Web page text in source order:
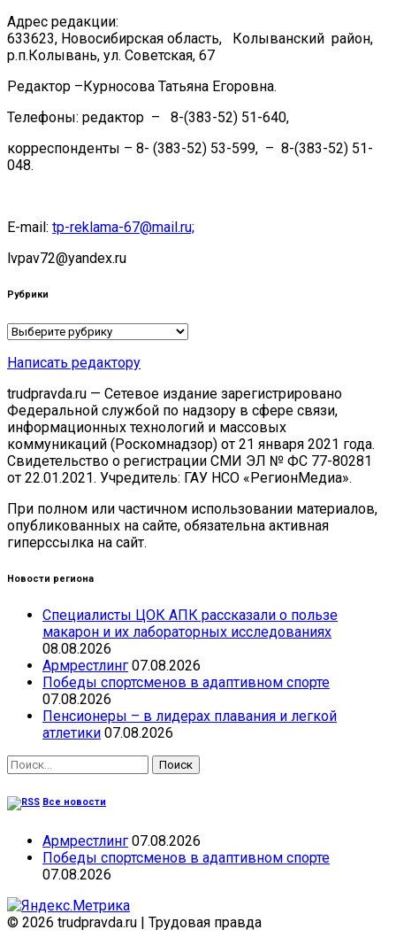
Адрес редакции:
633623, Новосибирская область, Колыванский район,
р.п.Колывань, ул. Советская, 67
Редактор –Курносова Татьяна Егоровна.
Телефоны: редактор – 8-(383-52) 51-640,
корреспонденты – 8- (383-52) 53-599, – 8-(383-52) 51-
048.
E-mail: tp-reklama-67@mail.ru;
lvpav72@yandex.ru
Рубрики
Рубрики
Написать редактору
trudpravda.ru — Сетевое издание зарегистрировано
Федеральной службой по надзору в сфере связи,
информационных технологий и массовых
коммуникаций (Роскомнадзор) от 21 января 2021 года.
Свидетельство о регистрации СМИ ЭЛ № ФС 77-80281
от 22.01.2021. Учредитель: ГАУ НСО «РегионМедиа».
При полном или частичном использовании материалов,
опубликованных на сайте, обязательна активная
гиперссылка на сайт.
Новости региона
Специалисты ЦОК АПК рассказали о пользе
макарон и их лабораторных исследованиях
08.08.2026
Армрестлинг 07.08.2026
Победы спортсменов в адаптивном спорте
07.08.2026
Пенсионеры – в лидерах плавания и легкой
атлетики 07.08.2026
Найти:
Все новости
Армрестлинг 07.08.2026
Победы спортсменов в адаптивном спорте
07.08.2026
© 2026 trudpravda.ru | Трудовая правда